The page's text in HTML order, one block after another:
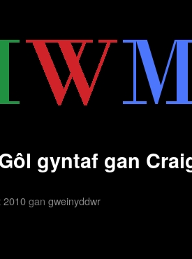
gyntaf gan
2010gan gweinyddwr